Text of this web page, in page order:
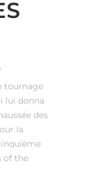
tournage
lui donna
des
la
of the